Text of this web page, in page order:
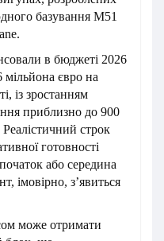
базування M51
в бюджеті 2026
євро на
із зростанням
приблизно до 900
строк
готовності
або середина
імовірно, з’явиться
може отримати